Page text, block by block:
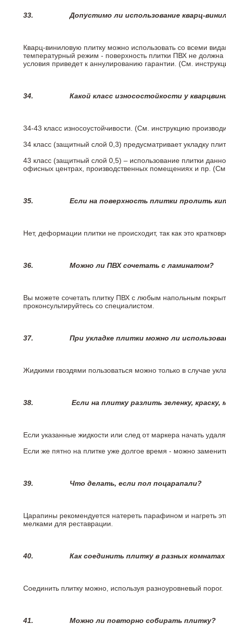
33.Допустимо ли использование кварц-
Кварц-виниловую плитку можно использовать со всеми
температурный режим - поверхность плитки ПВХ не
условия приведет к аннулированию гарантии. (См.
34. Какой класс износостойкости у
34-43 класс износоустойчивости. (См. инструкцию
34 класс (защитный слой 0,3) предусматривает укладку
43 класс (защитный слой 0,5) – использование плитки
офисных центрах, производственных помещениях и пр.
35. Если на поверхность плитки пролить
Нет, деформации плитки не происходит, так как это
36. Можно ли ПВХ сочетать с ламинатом?
Вы можете сочетать плитку ПВХ с любым напольным
проконсультируйтесь со специалистом.
37. При укладке плитки можно ли
Жидкими гвоздями пользоваться можно только в случае
38. Если на плитку разлить зеленку,
Если указанные жидкости или след от маркера начать
Если же пятно на плитке уже долгое время - можно
39. Что делать, если пол поцарапали?
Царапины рекомендуется натереть парафином и нагреть
мелками для реставрации.
40. Как соединить плитку в разных
Соединить плитку можно, используя разноуровневый порог.
41. Можно ли повторно собирать плитку?